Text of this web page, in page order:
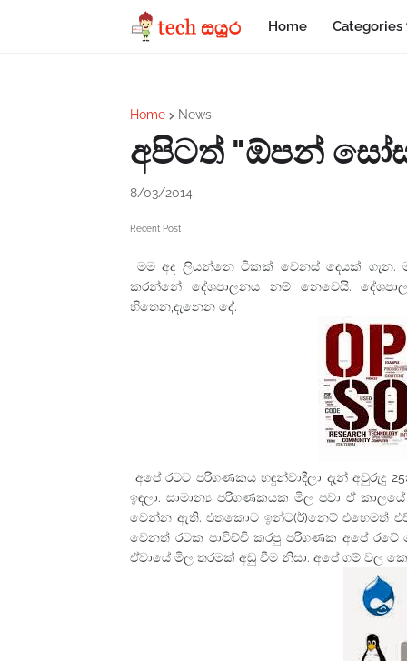
Home Categories
Home News
අපිටත් "ඕපන්
8/03/2014
Recent Post
මම අද ලියන්නෙ ටිකක් වෙනස් දෙයක්
කරන්නේ දේශපාලනය නම් නෙවෙයි.
හිතෙන,දැනෙන දේ.
අපේ රටට පරිගණකය හඳුන්වාදීලා දැන්
ඉඳලා. සාමාන්‍ය පරිගණකයක මිල පවා ඒ
වෙන්න ඇති. එතකොට ඉන්ට(ර්)නෙට් එහෙමත්
වෙනත් රටක පාවිච්චි කරපු පරිගණක අපේ රටේ
ඒවායේ මිල තරමක් අඩු වීම නිසා. අපේ ගම්